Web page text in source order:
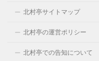
北村亭サイトマップ
北村亭の運営ポリシー
北村亭での告知について